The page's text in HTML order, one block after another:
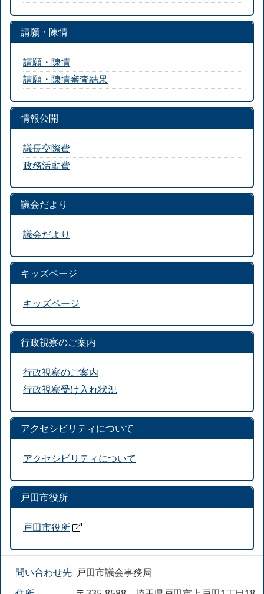
請願・陳情
請願・陳情
請願・陳情審査結果
情報公開
議長交際費
政務活動費
議会だより
議会だより
キッズページ
キッズページ
行政視察のご案内
行政視察のご案内
行政視察受け入れ状況
アクセシビリティについて
アクセシビリティについて
戸田市役所
戸田市役所
問い合わせ先 戸田市議会事務局